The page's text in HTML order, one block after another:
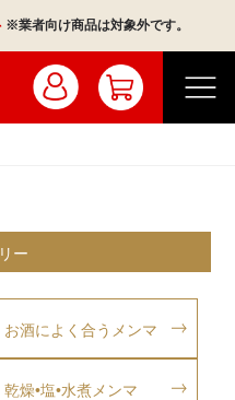
※業者向け商品は対象外です。
はこちら
ー
お酒によく合うメンマ
乾燥•塩•水煮メンマ